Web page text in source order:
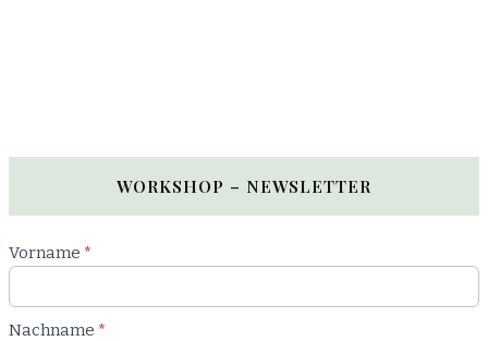
WORKSHOP – NEWSLETTER
Newsletter
Workshop
Vorname *
Nachname *